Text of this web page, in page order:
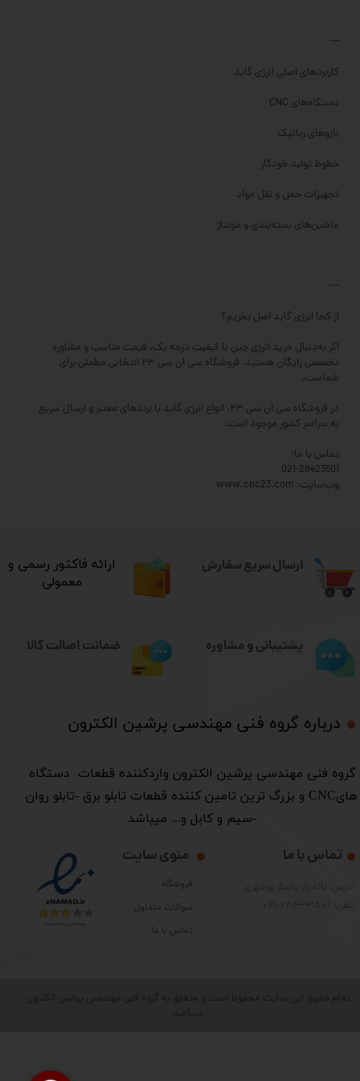
---
کاربردهای اصلی انرژی گاید
دستگاه‌های CNC
بازوهای رباتیک
خطوط تولید خودکار
تجهیزات حمل و نقل مواد
ماشین‌های بسته‌بندی و مونتاژ
---
از کجا انرژی گاید اصل بخریم؟
اگر به‌دنبال خرید انرژی چین با کیفیت درجه یک، قیمت مناسب و مشاوره
تخصصی رایگان هستید، فروشگاه سی ان سی ۲۳ انتخابی مطمئن برای
شماست.
در فروشگاه سی ان سی ۲۳، انواع انرژی گاید با برندهای معتبر و ارسال سریع
به سراسر کشور موجود است.
تماس با ما:
021-28423501
وب‌سایت: www.cnc23.com
ارسال سریع سفارش
درباره گروه فنی مهندسی پرشین الکترون​​​​​​​
​گروه فنی مهندسی پرشین الکترون واردکننده قطعات دستگاه
هایCNC و بزرگ ترین تامین کننده قطعات تابلو برق -تابلو روان
-سیم و کابل و... میباشد
منوی سایت
فروشگاه
سوالات متداول
تماس با ما
تماس با ما
​ارائه فاکتور رسمی و
معمولی
پشتیبانی و مشاوره ضمانت اصالت کالا